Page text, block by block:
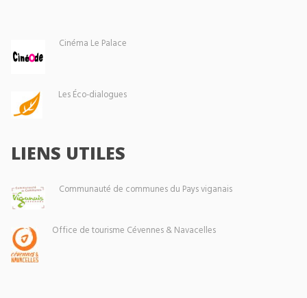
Cinéma Le Palace
Les Éco-dialogues
LIENS UTILES
Communauté de communes du Pays viganais
Office de tourisme Cévennes & Navacelles